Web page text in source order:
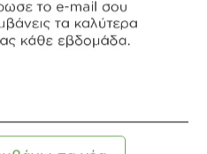
σε γεύματα, όπως πλιγούρι
διαχείριση